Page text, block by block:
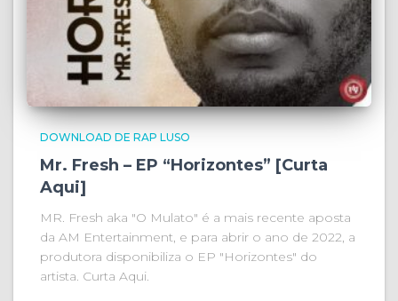
DOWNLOAD DE RAP LUSO
Mr. Fresh – EP “Horizontes” [Curta
Aqui]
MR. Fresh aka "O Mulato" é a mais recente aposta
da AM Entertainment, e para abrir o ano de 2022, a
produtora disponibiliza o EP "Horizontes" do
artista. Curta Aqui.